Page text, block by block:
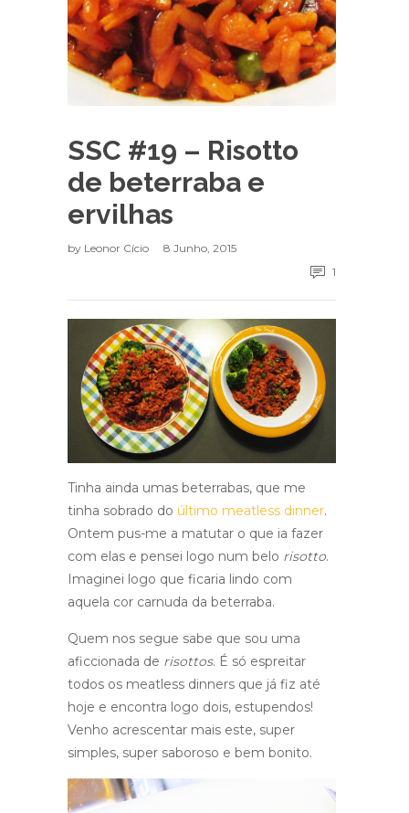
SSC #19 – Risotto
de beterraba e
ervilhas
by Leonor Cício
8 Junho, 2015
1
Tinha ainda umas beterrabas, que me
tinha sobrado do último meatless dinner.
Ontem pus-me a matutar o que ia fazer
com elas e pensei logo num belo risotto.
Imaginei logo que ficaria lindo com
aquela cor carnuda da beterraba.
Quem nos segue sabe que sou uma
aficcionada de risottos. É só espreitar
todos os meatless dinners que já fiz até
hoje e encontra logo dois, estupendos!
Venho acrescentar mais este, super
simples, super saboroso e bem bonito.